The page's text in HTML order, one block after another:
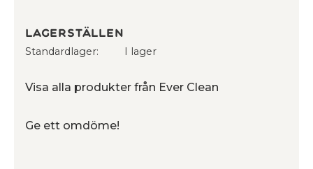
Lagerställen
Standardlager I lager
Visa alla produkter från Ever Clean
Ge ett omdöme!